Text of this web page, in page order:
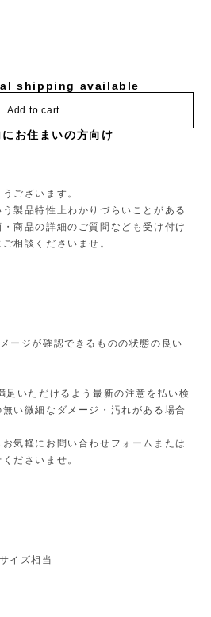
shipping available
Add to cart
にお住まいの方向け
ございます。
製品特性上わかりづらいことがある
商品の詳細のご質問なども受け付け
相談くださいませ。
ージが確認できるものの状態の良い
いただけるよう最新の注意を払い検
い微細なダメージ・汚れがある場合
気軽にお問い合わせフォームまたは
ださいませ。
イズ相当